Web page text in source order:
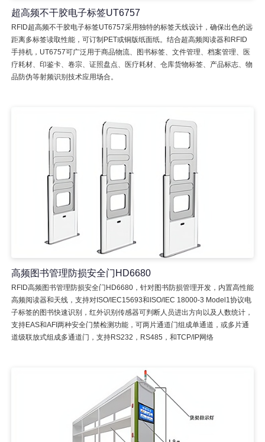
超高频不干胶电子标签UT6757
RFID超高频不干胶电子标签UT6757采用独特的标签天线设计，确保出色的远
距离多标签读取性能，可订制PET或铜版纸面纸。结合超高频阅读器和RFID
手持机，UT6757可广泛用于商品物流、图书标签、文件管理、档案管理、医
疗耗材、印鉴卡、卷宗、证照盘点、医疗耗材、仓库货物标签、产品标志、物
品防伪等射频识别技术应用场合。
高频图书管理防损安全门HD6680
RFID高频图书管理防损安全门HD6680，针对图书防损管理开发，内置高性能
高频阅读器和天线，支持对ISO/IEC15693和ISO/IEC 18000-3 Model1协议电
子标签的图书快速识别，红外识别传感器可判断人员进出方向以及人数统计，
支持EAS和AFI两种安全门禁检测功能，可两片通道门组成单通道，或多片通
道级联放式组成多通道门，支持RS232，RS485，和TCP/IP网络